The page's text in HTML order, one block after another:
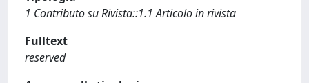
1 Contributo su Rivista::1.1 Articolo in rivista
Fulltext
reserved